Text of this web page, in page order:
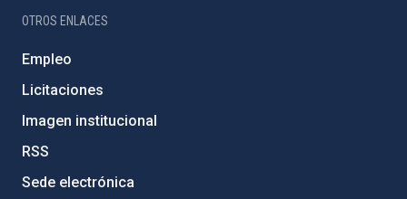
OTROS ENLACES
Empleo
Licitaciones
Imagen institucional
RSS
Sede electrónica